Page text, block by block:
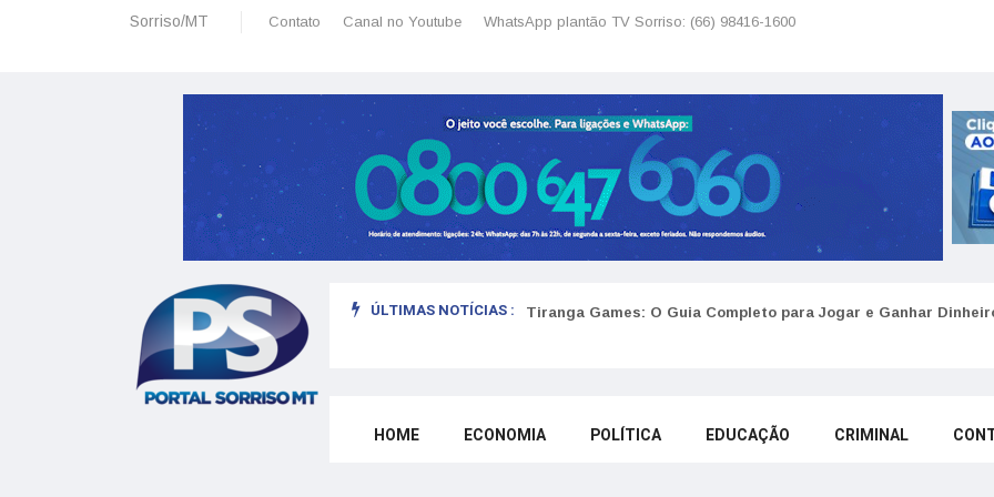
Sorriso/MT Contato Canal no Youtube WhatsApp plantão TV Sorriso: (66) 98416-1600
ÚLTIMAS NOTÍCIAS :
planeamento financeiro detalhado para não passar sufoco Tiranga Games: O Guia Completo para Jogar e Ganhar
HOME ECONOMIA POLÍTICA EDUCAÇÃO CRIMINAL